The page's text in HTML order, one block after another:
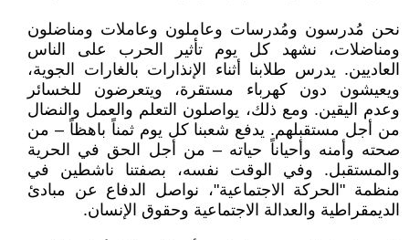
نحن مُدرسون ومُدرسات وعاملون وعاملات ومناضلون
ومناضلات، نشهد كل يوم تأثير الحرب على الناس
العاديين. يدرس طلابنا أثناء الإنذارات بالغارات الجوية،
ويعيشون دون كهرباء مستقرة، ويتعرضون للخسائر
وعدم اليقين. ومع ذلك، يواصلون التعلم والعمل والنضال
من أجل مستقبلهم. يدفع شعبنا كل يوم ثمناً باهظاً – من
صحته وأمنه وأحياناً حياته – من أجل الحق في الحرية
والمستقبل. وفي الوقت نفسه، بصفتنا ناشطين في
منظمة "الحركة الاجتماعية"، نواصل الدفاع عن مبادئ
الديمقراطية والعدالة الاجتماعية وحقوق الإنسان.